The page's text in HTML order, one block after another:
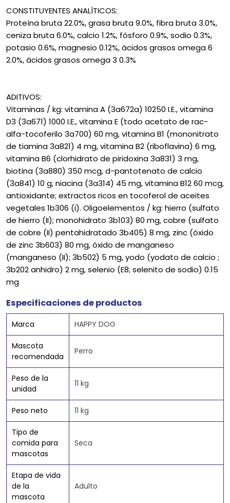
CONSTITUYENTES ANALÍTICOS:
Proteína bruta 22.0%, grasa bruta 9.0%, fibra bruta 3.0%,
ceniza bruta 6.0%, calcio 1.2%, fósforo 0.9%, sodio 0.3%,
potasio 0.6%, magnesio 0.12%, ácidos grasos omega 6
2.0%, ácidos grasos omega 3 0.3%
ADITIVOS:
Vitaminas / kg: vitamina A (3a672a) 10250 I.E., vitamina
D3 (3a671) 1000 I.E., vitamina E (todo acetato de rac-
alfa-tocoferilo 3a700) 60 mg, vitamina B1 (mononitrato
de tiamina 3a821) 4 mg, vitamina B2 (riboflavina) 6 mg,
vitamina B6 (clorhidrato de piridoxina 3a831) 3 mg,
biotina (3a880) 350 mcg, d-pantotenato de calcio
(3a841) 10 g, niacina (3a314) 45 mg, vitamina B12 60 mcg,
antioxidante; extractos ricos en tocoferol de aceites
vegetales 1b306 (i). Oligoelementos / kg: hierro (sulfato
de hierro (II); monohidrato 3b103) 80 mg, cobre (sulfato
de cobre (II) pentahidratado 3b405) 8 mg, zinc (óxido
de zinc 3b603) 80 mg, óxido de manganeso
(manganeso (II); 3b502) 5 mg, yodo (yodato de calcio ;
3b202 anhidro) 2 mg, selenio (E8; selenito de sodio) 0.15
mg
Especificaciones de productos
Marca HAPPY DOG
Mascota
recomendada
Perro
Peso de la
unidad
11 kg
Peso neto 11 kg
Tipo de
comida para
mascotas
Seca
Etapa de vida
de la
mascota
Adulto